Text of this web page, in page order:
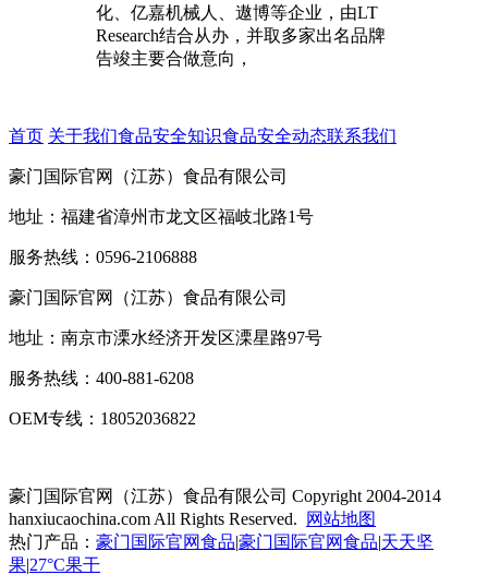
化、亿嘉机械人、遨博等企业，由LT
Research结合从办，并取多家出名品牌
告竣主要合做意向，
首页 关于我们食品安全知识食品安全动态联系我们
豪门国际官网（江苏）食品有限公司
地址：福建省漳州市龙文区福岐北路1号
服务热线：0596-2106888
豪门国际官网（江苏）食品有限公司
地址：南京市溧水经济开发区溧星路97号
服务热线：400-881-6208
OEM专线：18052036822
豪门国际官网（江苏）食品有限公司 Copyright 2004-2014
hanxiucaochina.com All Rights Reserved.
网站地图
热门产品： 豪门国际官网食品|豪门国际官网食品|天天坚
果|27°C果干